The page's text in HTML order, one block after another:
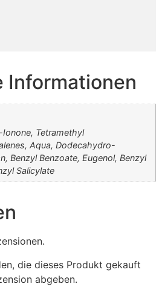
Informationen
Tetramethyl
Aqua, Dodecahydro-
Benzyl Benzoate, Eugenol, Benzyl
Salicylate
die dieses Produkt gekauft
abgeben.